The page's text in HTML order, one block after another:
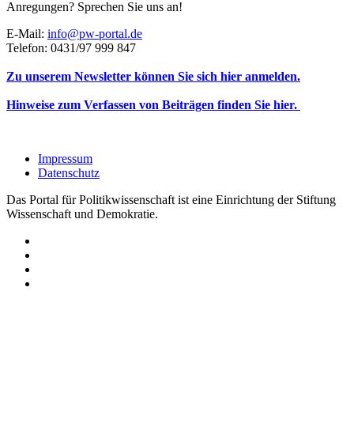
Anregungen? Sprechen Sie uns an!
E-Mail: info@pw-portal.de
Telefon: 0431/97 999 847
Zu unserem Newsletter können Sie sich hier anmelden.
Hinweise zum Verfassen von Beiträgen finden Sie hier.
Impressum
Datenschutz
Das Portal für Politikwissenschaft ist eine Einrichtung der Stiftung
Wissenschaft und Demokratie.